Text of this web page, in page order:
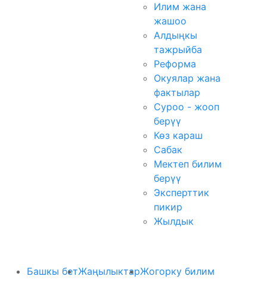
Илим жана
жашоо
Алдыңкы
тажрыйба
Реформа
Окуялар жана
фактылар
Суроо - жооп
берүү
Көз караш
Сабак
Мектеп билим
берүү
Эксперттик
пикир
Жылдык
Башкы бетЖаңылыктарЖогорку билим